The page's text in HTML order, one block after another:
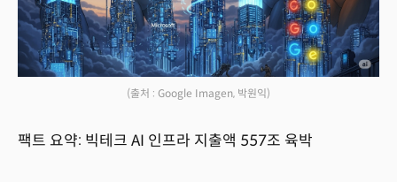
(출처 : Google Imagen, 박원익)
팩트 요약: 빅테크 AI 인프라 지출액 557조 육박